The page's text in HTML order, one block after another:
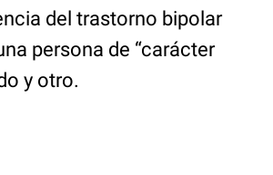
del trastorno bipolar
persona de “carácter
y otro.